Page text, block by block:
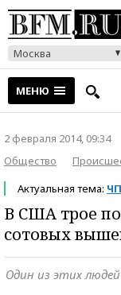
Москва
МЕНЮ
2 февраля 2014, 09:34
Общество
Актуальная тема: ЧП
В США трое
сотовых
Один из этих